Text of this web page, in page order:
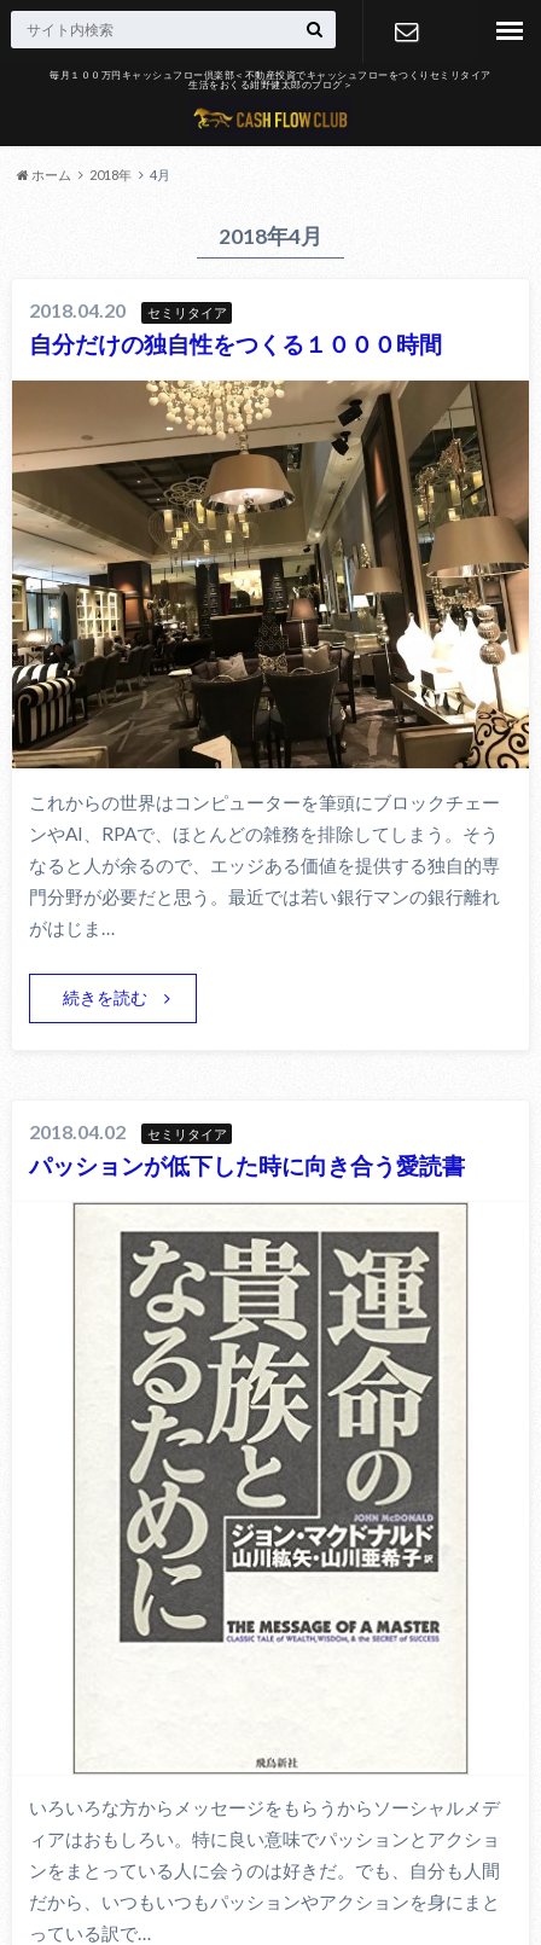
毎月１００万円キャッシュフロー倶楽部＜不動産投資でキャッシュフローをつくりセミリタイア
生活をおくる紺野健太郎のブログ＞
ホーム 2018年 4月
2018年4月
2018.04.20 セミリタイア
自分だけの独自性をつくる１０００時間
これからの世界はコンピューターを筆頭にブロックチェー
ンやAI、RPAで、ほとんどの雑務を排除してしまう。そう
なると人が余るので、エッジある価値を提供する独自的専
門分野が必要だと思う。最近では若い銀行マンの銀行離れ
がはじま…
続きを読む
2018.04.02 セミリタイア
パッションが低下した時に向き合う愛読書
いろいろな方からメッセージをもらうからソーシャルメデ
ィアはおもしろい。特に良い意味でパッションとアクショ
ンをまとっている人に会うのは好きだ。でも、自分も人間
だから、いつもいつもパッションやアクションを身にまと
っている訳で…